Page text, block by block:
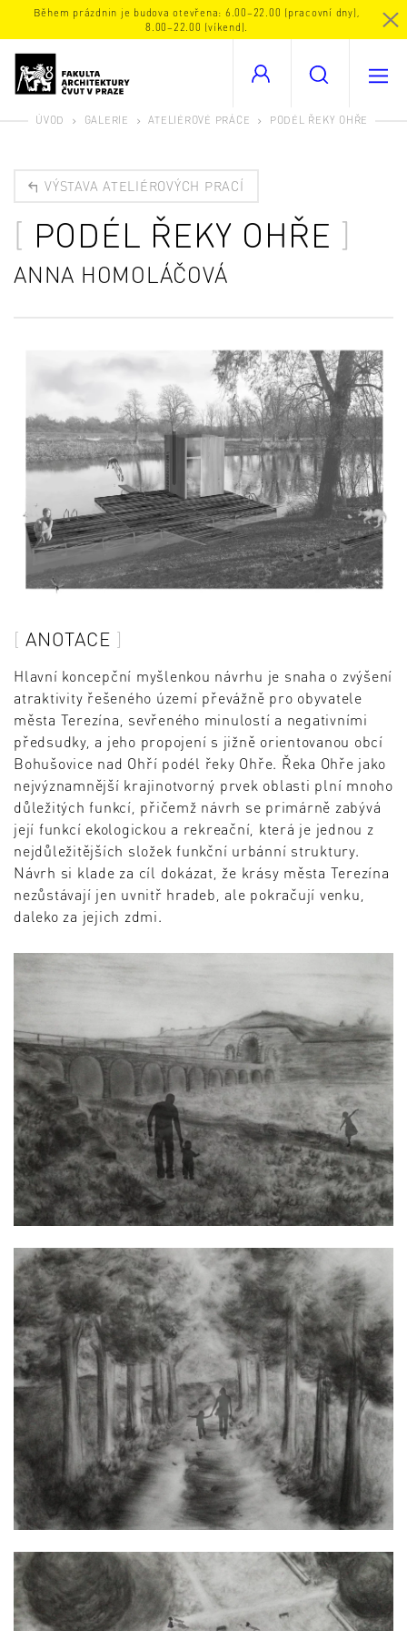
Během prázdnin je budova otevřena: 6.00–22.00 (pracovní dny),
8.00–22.00 (víkend).
ÚVOD GALERIE ATELIÉROVÉ PRÁCE PODÉL ŘEKY OHŘE
VÝSTAVA ATELIÉROVÝCH PRACÍ
PODÉL ŘEKY OHŘE
ANNA HOMOLÁČOVÁ
ANOTACE
Hlavní koncepční myšlenkou návrhu je snaha o zvýšení
atraktivity řešeného území převážně pro obyvatele
města Terezína, sevřeného minulostí a negativními
předsudky, a jeho propojení s jižně orientovanou obcí
Bohušovice nad Ohří podél řeky Ohře. Řeka Ohře jako
nejvýznamnější krajinotvorný prvek oblasti plní mnoho
důležitých funkcí, přičemž návrh se primárně zabývá
její funkcí ekologickou a rekreační, která je jednou z
nejdůležitějších složek funkční urbánní struktury.
Návrh si klade za cíl dokázat, že krásy města Terezína
nezůstávají jen uvnitř hradeb, ale pokračují venku,
daleko za jejich zdmi.